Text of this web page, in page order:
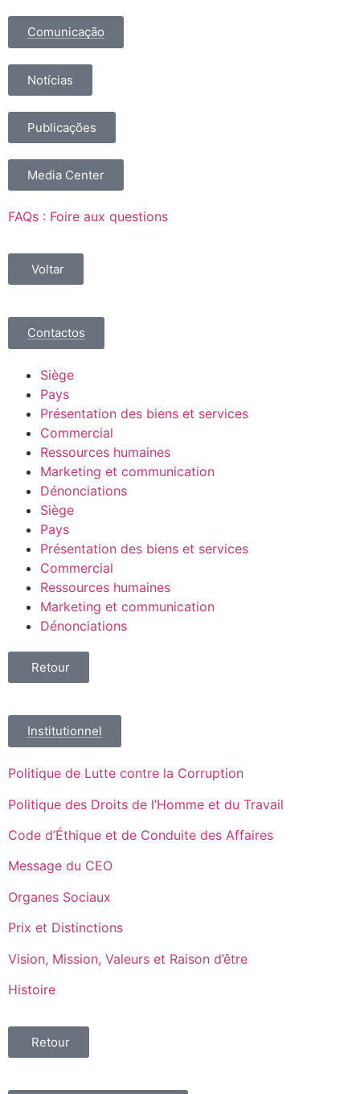
Comunicação
Notícias
Publicações
Media Center
FAQs : Foire aux questions
Voltar
Contactos
Siège
Pays
Présentation des biens et services
Commercial
Ressources humaines
Marketing et communication
Dénonciations
Siège
Pays
Présentation des biens et services
Commercial
Ressources humaines
Marketing et communication
Dénonciations
Retour
Institutionnel
Politique de Lutte contre la Corruption
Politique des Droits de l’Homme et du Travail
Code d’Éthique et de Conduite des Affaires
Message du CEO
Organes Sociaux
Prix et Distinctions
Vision, Mission, Valeurs et Raison d’être
Histoire
Retour